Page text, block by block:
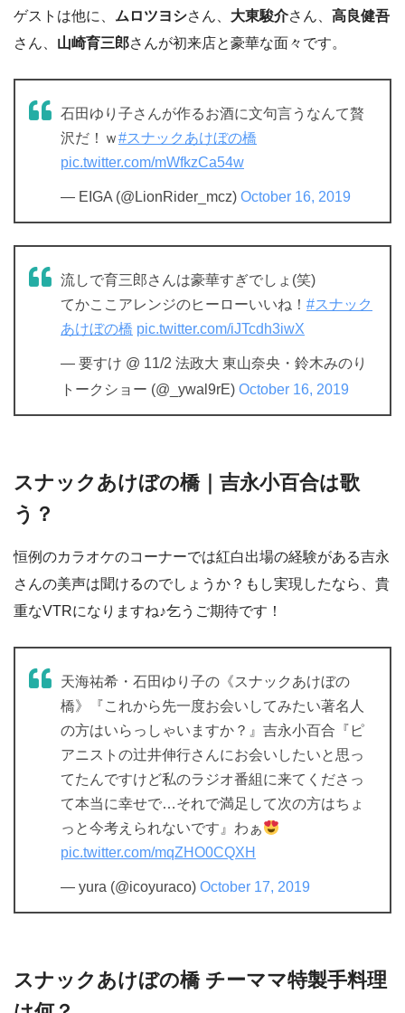
ゲストは他に、 ムロツヨシさん、 大東駿介さん、 高良健吾
さん、 山崎育三郎さんが初来店と豪華な面々です。
石田ゆり子さんが作るお酒に文句言うなんて贅
沢だ！ｗ#スナックあけぼの橋
pic.twitter.com/mWfkzCa54w
— EIGA (@LionRider_mcz) October 16, 2019
流しで育三郎さんは豪華すぎでしょ(笑)
てかここアレンジのヒーローいいね！ #スナック
あけぼの橋 pic.twitter.com/iJTcdh3iwX
— 要すけ @ 11/2 法政大 東山奈央・鈴木みのり
トークショー (@_ywal9rE) October 16, 2019
スナックあけぼの橋｜吉永小百合は歌
う？
恒例のカラオケのコーナーでは紅白出場の経験がある吉永
さんの美声は聞けるのでしょうか？もし実現したなら、貴
重なVTRになりますね♪乞うご期待です！
天海祐希・石田ゆり子の《スナックあけぼの
橋》『これから先一度お会いしてみたい著名人
の方はいらっしゃいますか？』吉永小百合『ピ
アニストの辻井伸行さんにお会いしたいと思っ
てたんですけど私のラジオ番組に来てくださっ
て本当に幸せで…それで満足して次の方はちょ
っと今考えられないです』わぁ
pic.twitter.com/mqZHO0CQXH
— yura (@icoyuraco) October 17, 2019
スナックあけぼの橋 チーママ特製手料理